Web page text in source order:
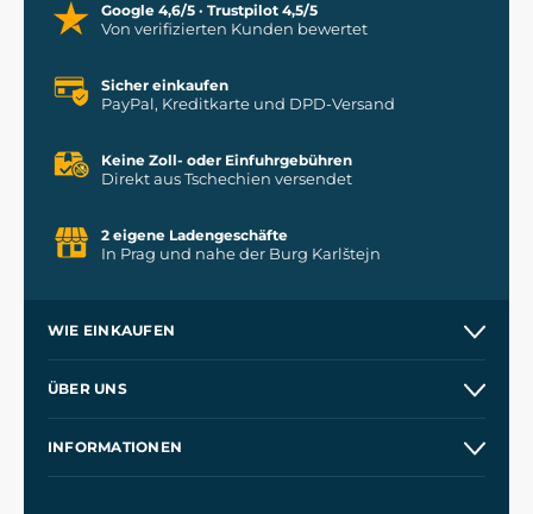
Google 4,6/5 · Trustpilot 4,5/5
Von verifizierten Kunden bewertet
Sicher einkaufen
PayPal, Kreditkarte und DPD-Versand
Keine Zoll- oder Einfuhrgebühren
Direkt aus Tschechien versendet
2 eigene Ladengeschäfte
In Prag und nahe der Burg Karlštejn
WIE EINKAUFEN
Kontakt
ÜBER UNS
INFORMATIONEN